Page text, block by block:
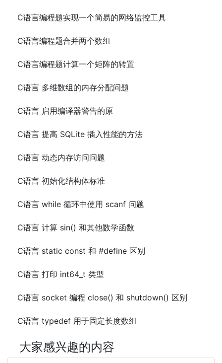
C语言编程题实现一个简易的网络监控工具
C语言编程题合并两个数组
C语言编程题计算一个矩阵的转置
C语言 多维数组的内存分配问题
C语言 启用编译器警告的原
C语言 提高 SQLite 插入性能的方法
C语言 动态内存访问问题
C语言 初始化结构体标准
C语言 while 循环中使用 scanf 问题
C语言 计算 sin() 和其他数学函数
C语言 static const 和 #define 区别
C语言 打印 int64_t 类型
C语言 socket 编程 close() 和 shutdown() 区别
C语言 typedef 用于固定长度数组
大家感兴趣的内容